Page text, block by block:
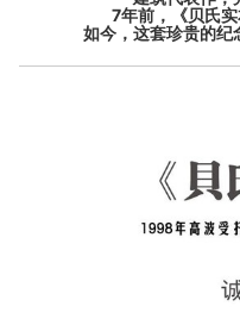
7年前，《贝氏
如今，这套珍贵的纪